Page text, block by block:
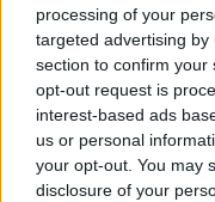
processing of your
targeted advertising
section to confirm your
opt-out request is
interest-based ads
us or personal
your opt-out. You may
disclosure of your